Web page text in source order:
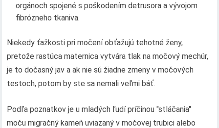
orgánoch spojené s poškodením detrusora a vývojom
fibrózneho tkaniva.
Niekedy ťažkosti pri močení obťažujú tehotné ženy,
pretože rastúca maternica vytvára tlak na močový mechúr,
je to dočasný jav a ak nie sú žiadne zmeny v močových
testoch, potom by ste sa nemali veľmi báť.
Podľa poznatkov je u mladých ľudí príčinou "stláčania"
moču migračný kameň uviazaný v močovej trubici alebo